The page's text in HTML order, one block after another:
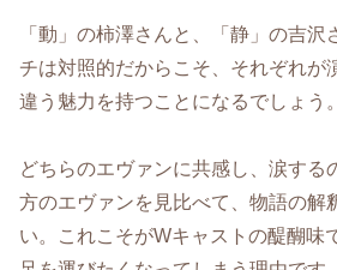
「動」の柿澤さんと、「静」の吉沢
チは対照的だからこそ、それぞれが
違う魅力を持つことになるでしょう。
どちらのエヴァンに共感し、涙す
方のエヴァンを見比べて、物語の解
い。これこそがWキャストの醍醐味